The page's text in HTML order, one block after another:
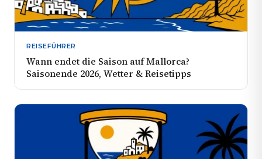
REISEFÜHRER
Wann endet die Saison auf Mallorca?
Saisonende 2026, Wetter & Reisetipps